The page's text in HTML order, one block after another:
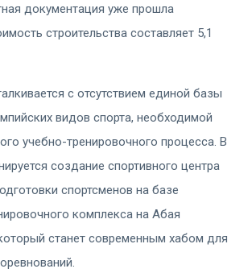
документация уже прошла
строительства составляет 5,1
с отсутствием единой базы
видов спорта, необходимой
учебно-тренировочного процесса. В
создание спортивного центра
спортсменов на базе
комплекса на Абая
станет современным хабом для